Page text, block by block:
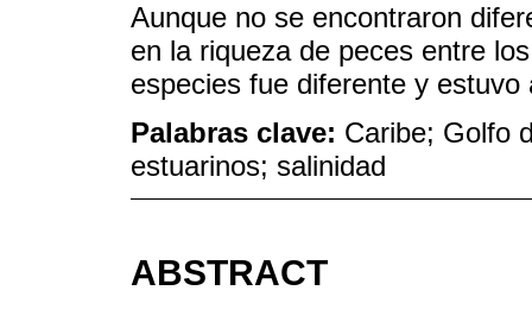
Aunque no se encontraron
en la riqueza de peces entre
especies fue diferente y
Palabras clave: Caribe; Golfo
estuarinos; salinidad
ABSTRACT